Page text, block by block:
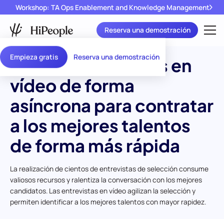
Empieza gratis Reserva una demostración
Workshop: TA Ops Enablement and Knowledge Management
Reserva una demostración
Realice entrevistas en
vídeo de forma
asíncrona para contratar
a los mejores talentos
de forma más rápida
La realización de cientos de entrevistas de selección consume
valiosos recursos y ralentiza la conversación con los mejores
candidatos. Las entrevistas en vídeo agilizan la selección y
permiten identificar a los mejores talentos con mayor rapidez.